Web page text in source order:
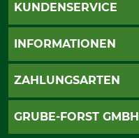
KUNDENSERVICE
Katalogbestellung
INFORMATIONEN
AGB
ZAHLUNGSARTEN
PayPal
GRUBE-FORST GMBH